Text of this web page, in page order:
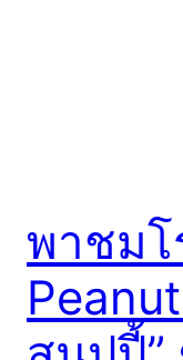
พาชมโ